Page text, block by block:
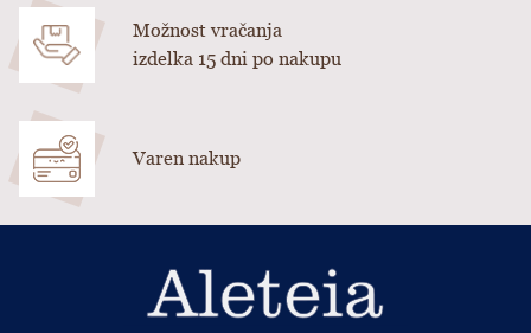
Možnost vračanja
izdelka 15 dni po nakupu
Varen nakup